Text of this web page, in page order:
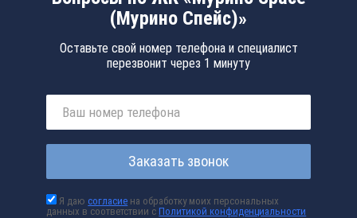
(Мурино Спейс)»
Оставьте свой номер телефона и специалист
перезвонит через 1 минуту
Заказать звонок
Я даюсогласие на обработку моих персональных
данных в соответствии сПолитикой конфиденциальности